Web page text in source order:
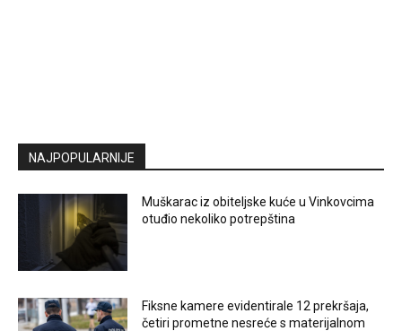
NAJPOPULARNIJE
Muškarac iz obiteljske kuće u Vinkovcima
otuđio nekoliko potrepština
Fiksne kamere evidentirale 12 prekršaja,
četiri prometne nesreće s materijalnom